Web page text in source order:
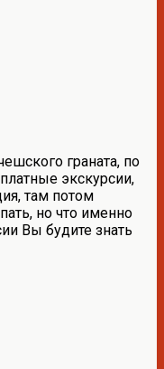
граната, по
экскурсии,
там потом
но что именно
Вы будите знать